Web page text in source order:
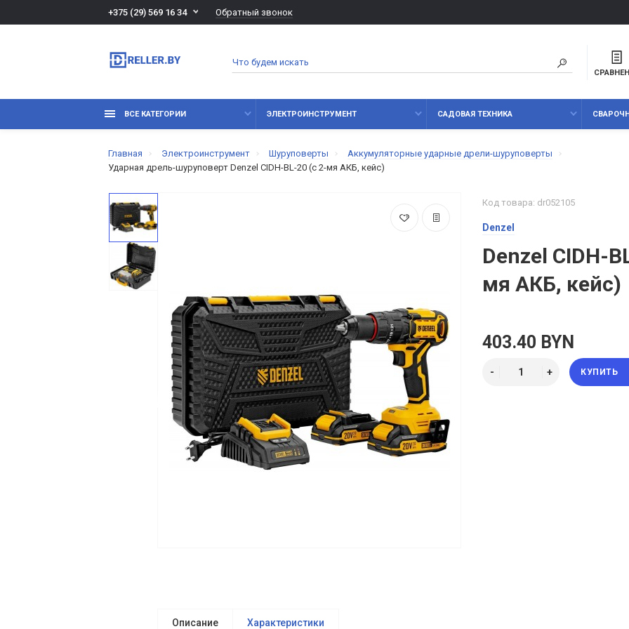
+375 (29) 569 16 34 Обратный звонок
ВСЕ КАТЕГОРИИ ЭЛЕКТРОИНСТРУМЕНТ САДОВАЯ ТЕХНИКА
Главная Электроинструмент Шуруповерты
Аккумуляторные ударные дрели-шуруповерты
Ударная дрель-шуруповерт Denzel CIDH-BL-20 (с 2-мя АКБ, кейс)
Код товара: dr052105
Denzel
Denzel CIDH-
мя АКБ, кейс)
403.40 BYN
КУПИТЬ
Описание Характеристики